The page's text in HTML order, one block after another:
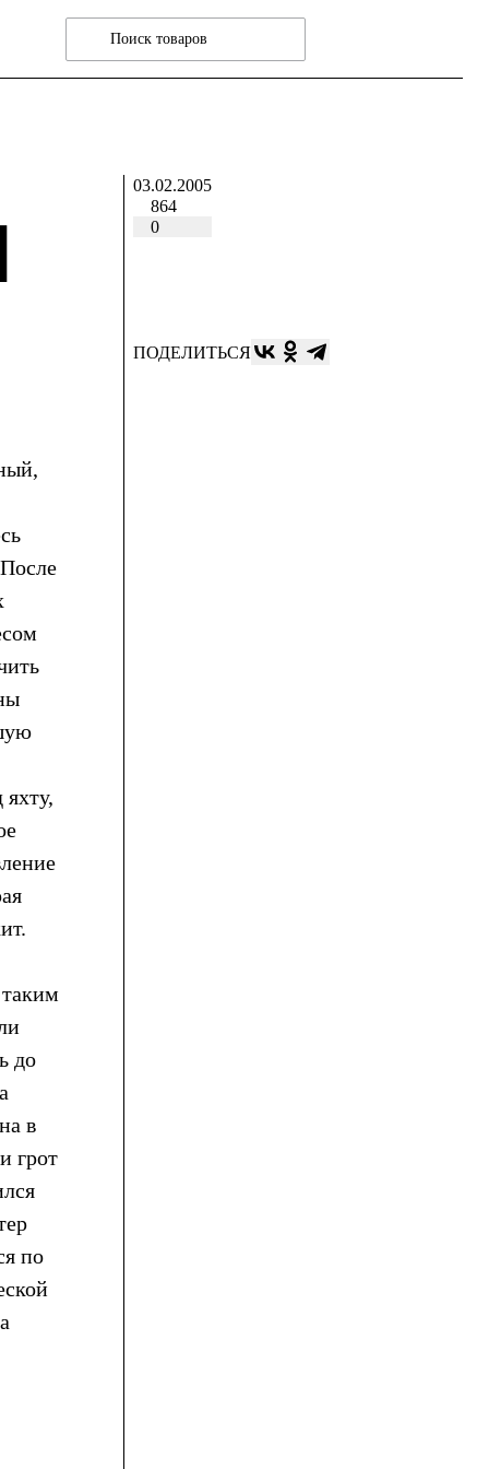
03.02.2005
864
0
ПОДЕЛИТЬСЯ
до
в
грот
по